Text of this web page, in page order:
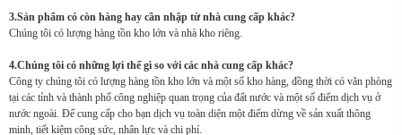
3.Sản phẩm có còn hàng hay cần nhập từ nhà cung cấp khác?
Chúng tôi có lượng hàng tồn kho lớn và nhà kho riêng.
4.Chúng tôi có những lợi thế gì so với các nhà cung cấp khác?
Công ty chúng tôi có lượng hàng tồn kho lớn và một số kho hàng, đồng thời có văn phòng
tại các tỉnh và thành phố công nghiệp quan trọng của đất nước và một số điểm dịch vụ ở
nước ngoài. Để cung cấp cho bạn dịch vụ toàn diện một điểm dừng về sản xuất thông
minh, tiết kiệm công sức, nhân lực và chi phí.